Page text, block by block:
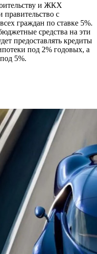
и ЖКХ
с
граждан по ставке 5%.
средства на эти
предоставлять кредиты
под 2% годовых, а
5%.